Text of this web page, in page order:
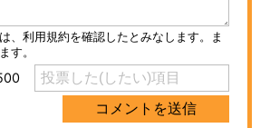
トレンド
イスの未来